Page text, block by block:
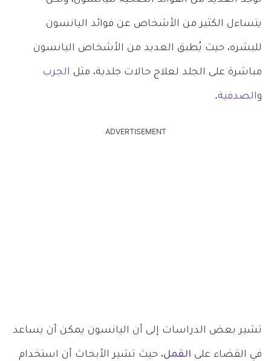
يتساءل الكثير من الأشخاص عن فوائد اليانسون
للبشره، حيث يُطبق العديد من الأشخاص اليانسون
مباشرة على الجلد لعلاج حالات جلدية، مثل الجرب
والصدفية.
ADVERTISEMENT
تشير بعض الدراسات إلى أن اليانسون يمكن أن يساعد
في القضاء على القمل، حيث تشير الأبحاث أن استخدام